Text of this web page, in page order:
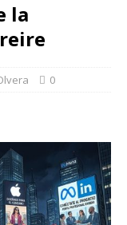
la
0